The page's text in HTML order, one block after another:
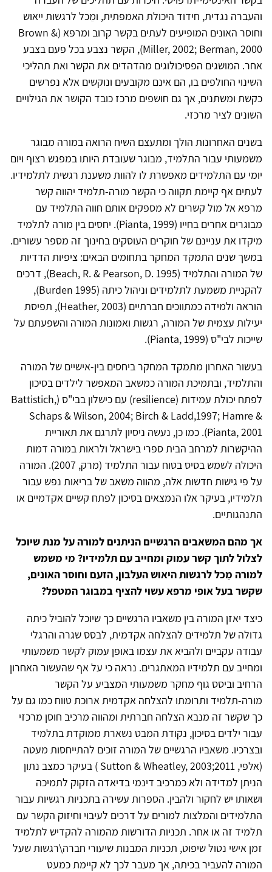
והעברה נגדית, חידוד היכולת האמפתית, ומֵכל לרגשות ייאוש
וחוסר האונים המופיעים לעתים בקשר קרוב ומרפא (Brown &
Miller, 2002; Berman, 2000), הקשר נצבע בכל פעם בצבע
אחר. המושגים הפסיכולוגים מהדהדים את הקשר ואת תהליכי
השינוי החולפים בו, הם אינם מקובעים ונוקשים אלא נפרשים
כקשת ומשתנים, אך גם חושפים מרכז כובד הקושר את הגילויים
השונים לציר מרכזי.
בשנים האחרונות הולך ומתעצם השיח הרואה במורה מבוגר
משמעותי עבור התלמיד, מבוגר שעובדת היותו במפגש רצוף ויום
יומי עם התלמידים מאפשרת לו להוות משענת רגשית לתלמידיו.
לעתים אף קיימת תקווה כי הקשר מורה-תלמיד יהווה קשר
מרפא אל מול קשרים לא מספקים אותם חווה התלמיד עם
מבוגרים אחרים בחייו (Pianta, 1999). יחסים בין מורה לתלמיד
מיקדו את עניינם של חוקרים העוסקים בחינוך זה מספר עשורים.
במשך שנים התמקד המחקר בתחומים הבאים: ציפיות הדדיות
של המורה והתלמיד (Beach, R. & Pearson, D. 1995), דרכים
להקניית משמעת לתלמידים וניהול כיתה (Burden 1995),
הוראה ולמידה כמתווכים חברתיים (Heather, 2003), תפיסת
יעילות עצמית של המורה, רגשות ואמונות המורה והשפעתם על
שייכות לבי"ס (Pianta, 1999).
בעשור האחרון מתמקד המחקר ביחסים בין-אישיים של המורה
והתלמיד, ובתמיכת המורה כמשאב המאפשר לילדים בסיכון
לפתח יכולת עמידות (resilience) עם כישלון בבי"ס (Battistich,
Schaps & Wilson, 2004; Birch & Ladd,1997; Hamre &
Pianta, 2001). כמו כן, נעשה ניסיון לתרגם את תאוריית
ההיקשרות למרחב הבית ספרי בישראל ולראות במורה דמות
היכולה לשמש בסיס בטוח עבור התלמיד (מרק, 2007). המורה
על פי גישות חדשות אלה, מהווה משאב של בריאות נפש עבור
תלמידיו, בעיקר אלו הנמצאים בסיכון לפתח קשיים אקדמיים או
התנהגותיים.
אך מהם המשאבים הרגשיים הניתנים למורה על מנת שיוכל
לצלול לתוך קשר עמוק ומחייב עם תלמידיו? מי משמש
למורה מֵכל לרגשות היאוש העלבון, הזעם וחוסר האונים,
שקשר בעל אופי מרפא עשוי להציף במבוגר המטפל?
כיצד יאזן המורה בין משאביו הרגשיים כך שיוכל להוביל כיתה
גדולה של תלמידים להצלחה אקדמית, לבסס שגרה והרגלי
עבודה עקביים ולהביא את עצמו באופן עמוק לקשר משמעותי
ומחייב עם תלמידיו המאתגרים. נראה כי על אף שהעשור האחרון
הרחיב וביסס גוף מחקר משמעותי המצביע על הקשר
מורה-תלמיד ותרומתו להצלחה אקדמית ארוכת טווח כמו גם על
כך שקשר זה מנבא הצלחה חברתית ומהווה מרכיב חוסן מרכזי
עבור ילדים בסיכון, נקודת המבט נשארת ממוקדת בתלמיד
ובצרכיו. משאביו הרגשיים של המורה זוכים להתייחסות מעטה
(אלפי, 2011;Sutton & Wheatley, 2003 ) בעיקר כמצב נתון
הניתן למדידה ולא כמרכיב דינמי בדיאדה הזקוק לתמיכה
ושאותו יש לחקור ולהבין. הספרות עשירה בתכניות רגשיות עבור
התלמידים והמלצות למורים על דרכים לעיבוי וחיזוק הקשר עם
תלמיד זה או אחר. תכניות הדורשות מהמורה להקדיש לתלמיד
זמן אישי נטול שיפוט, תכניות המבנות שיעורי חברה\רגשות שעל
המורה להעביר בכיתה, אך מעבר לכך לא קיימת כמעט